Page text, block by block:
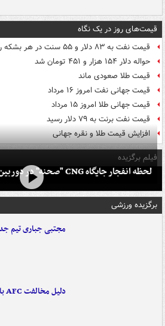
قیمت‌های روز در یک نگاه
قیمت نفت به ۸۳ دلار و ۵۵ سنت در هر بشکه رسید
حواله دلار ۱۵۴ هزار و ۴۵۱ تومان شد
قیمت طلا صعودی ماند
قیمت جهانی نفت امروز ۱۶ مرداد
قیمت جهانی طلا امروز ۱۵ مرداد
قیمت نفت برنت به ۷۹ دلار رسید
افزایش قیمت طلا و نقره جهانی
فیلم برگزیده
لحظه انفجار جایگاه CNG "صحنه" در دوربین مداربسته
برگزیده ورزشی
مجتبی جباری تیم
دلیل مخالفت AFC با میزبانی آبی‌ها در عراق